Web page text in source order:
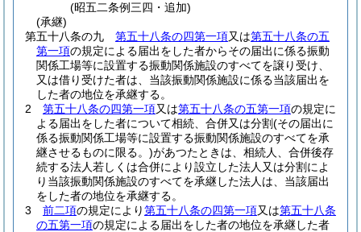
(昭五二条例三四・追加)
(承継)
第五十八条の九
第五十八条の四第一項又は第五十八条の五
第一項の規定による届出をした者からその届出に係る振動
関係工場等に設置する振動関係施設のすべてを譲り受け、
又は借り受けた者は、当該振動関係施設に係る当該届出を
した者の地位を承継する。
2
第五十八条の四第一項又は第五十八条の五第一項の規定に
よる届出をした者について相続、合併又は分割(その届出に
係る振動関係工場等に設置する振動関係施設のすべてを承
継させるものに限る。)があつたときは、相続人、合併後存
続する法人若しくは合併により設立した法人又は分割によ
り当該振動関係施設のすべてを承継した法人は、当該届出
をした者の地位を承継する。
3
前二項の規定により第五十八条の四第一項又は第五十八条
の五第一項の規定による届出をした者の地位を承継した者